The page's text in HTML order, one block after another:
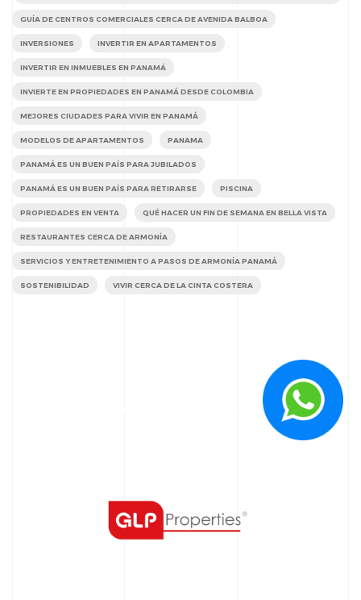
GUÍA DE CENTROS COMERCIALES CERCA DE AVENIDA BALBOA
INVERSIONES INVERTIR EN APARTAMENTOS
INVERTIR EN INMUEBLES EN PANAMÁ
INVIERTE EN PROPIEDADES EN PANAMÁ DESDE COLOMBIA
MEJORES CIUDADES PARA VIVIR EN PANAMÁ
MODELOS DE APARTAMENTOS PANAMA
PANAMÁ ES UN BUEN PAÍS PARA JUBILADOS
PANAMÁ ES UN BUEN PAÍS PARA RETIRARSE PISCINA
PROPIEDADES EN VENTA QUÉ HACER UN FIN DE SEMANA EN BELLA VISTA
RESTAURANTES CERCA DE ARMONÍA
SERVICIOS Y ENTRETENIMIENTO A PASOS DE ARMONÍA PANAMÁ
SOSTENIBILIDAD VIVIR CERCA DE LA CINTA COSTERA